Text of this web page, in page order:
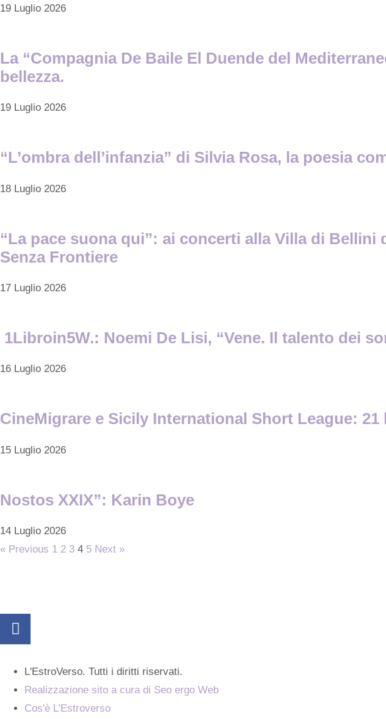
19 Luglio 2026
La “Compagnia De Baile El Duende del
bellezza.
19 Luglio 2026
“L’ombra dell’infanzia” di Silvia Rosa, la poesia
18 Luglio 2026
“La pace suona qui”: ai concerti alla Villa di
Senza Frontiere
17 Luglio 2026
1Libroin5W.: Noemi De Lisi, “Vene. Il talento dei
16 Luglio 2026
CineMigrare e Sicily International Short League: 21
15 Luglio 2026
Nostos XXIX”: Karin Boye
14 Luglio 2026
« Previous 1 2 3 4 5 Next »
L'EstroVerso. Tutti i diritti riservati.
Realizzazione sito a cura di Seo ergo Web
Cos'è L'Estroverso